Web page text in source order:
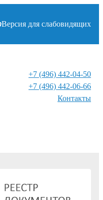
Версия для слабовидящих
+7 (496) 442-04-50
+7 (496) 442-06-66
Контакты⁠